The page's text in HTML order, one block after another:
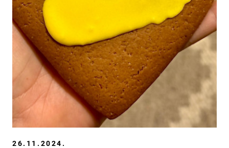
MUZEJA VEIKALS
KONTAKTI
MILITĀRAIS MANTOJUMS
26.11.2024.